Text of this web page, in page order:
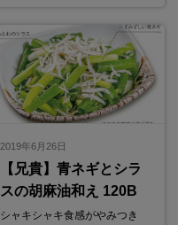
2019年6月26日
【兄貴】青ネギとシラ
スの胡麻油和え 120B
シャキシャキ食感がやみつき